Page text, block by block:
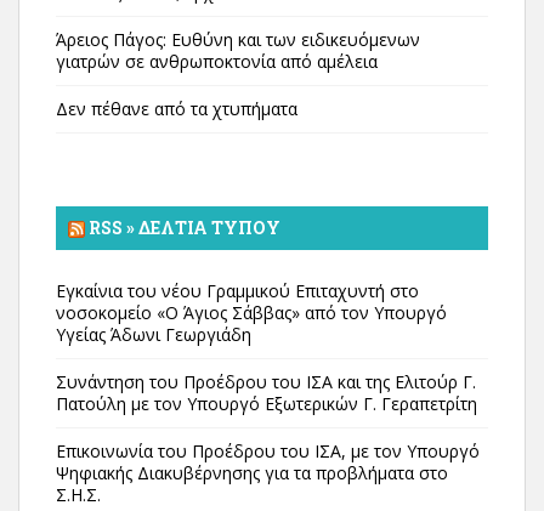
Άρειος Πάγος: Ευθύνη και των ειδικευόμενων
γιατρών σε ανθρωποκτονία από αμέλεια
Δεν πέθανε από τα χτυπήματα
RSS » ΔΕΛΤΊΑ ΤΎΠΟΥ
Εγκαίνια του νέου Γραμμικού Επιταχυντή στο
νοσοκομείο «Ο Άγιος Σάββας» από τον Υπουργό
Υγείας Άδωνι Γεωργιάδη
Συνάντηση του Προέδρου του ΙΣΑ και της Ελιτούρ Γ.
Πατούλη με τον Υπουργό Εξωτερικών Γ. Γεραπετρίτη
Επικοινωνία του Προέδρου του ΙΣΑ, με τον Υπουργό
Ψηφιακής Διακυβέρνησης για τα προβλήματα στο
Σ.Η.Σ.